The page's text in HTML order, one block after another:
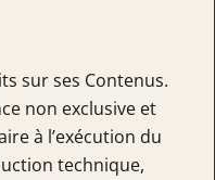
sur ses Contenus.
non exclusive et
à l’exécution du
technique,